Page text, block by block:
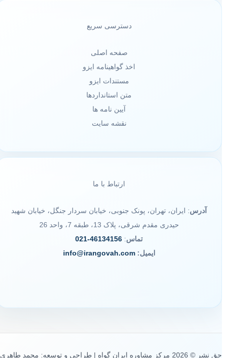
دسترسی سریع
صفحه اصلی
اخذ گواهینامه ایزو
مستندات ایزو
متن استانداردها
آیین نامه ها
نقشه سایت
ارتباط با ما
آدرس: ایران، تهران، پونک جنوبی، خیابان سردار جنگل، خیابان شهید
حیدری مقدم شرقی، پلاک 13، طبقه 7، واحد 26
تماس:
46134156-021
ایمیل: info@irangovah.com
حق نشر © 2026 مرکز مشاوره ایران گواه | طراحی و توسعه: محمد طاهری